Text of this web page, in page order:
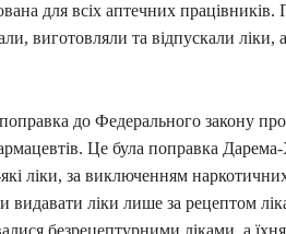
для всіх аптечних
виготовляли та відпускали ліки,
до Федерального закону
Це була поправка
ліки, за виключенням
видавати ліки лише за рецептом